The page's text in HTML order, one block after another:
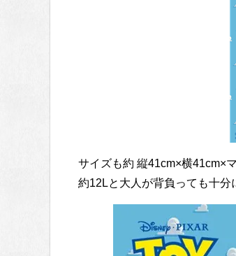
サイズも約 縦41cm×横41cm×
約12Lと大人が背負っても十分